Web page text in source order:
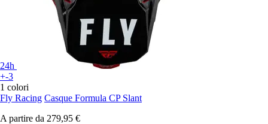
24h
+-3
1 colori
Fly Racing Casque Formula CP Slant
A partire da 279,95 €